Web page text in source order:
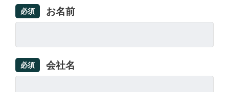
お名前
必須
会社名
必須